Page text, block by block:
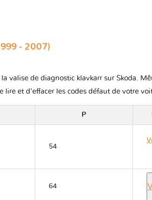
- 2007)
valise de diagnostic klavkarr sur Skoda.
et d'effacer les codes défaut de votre
P
54
64